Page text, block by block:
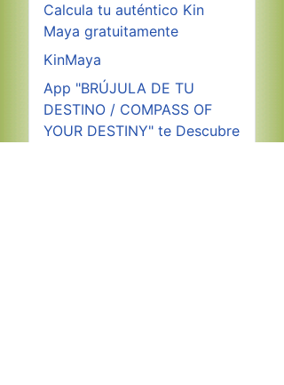
Calcula tu auténtico Kin
Maya gratuitamente
KinMaya
App "BRÚJULA DE TU
DESTINO / COMPASS OF
YOUR DESTINY" te Descubre